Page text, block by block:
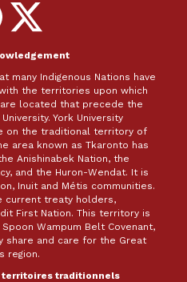
Follow
on
X
many Indigenous Nations have
the territories upon which
located that precede the
York University
on the traditional territory of
area known as Tkaronto has
Anishinabek Nation, the
and the Huron-Wendat. It is
Inuit and Métis communities.
current treaty holders,
First Nation. This territory is
Wampum Belt Covenant,
share and care for the Great
region.
territoires traditionnels